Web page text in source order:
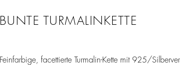
BUNTE TURMALINKETTE
Feinfarbige, facettierte Turmalin-Kette mit 925/